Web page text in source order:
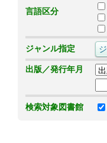
言語区分
ジャンル指定
出版／発行年月
検索対象図書館